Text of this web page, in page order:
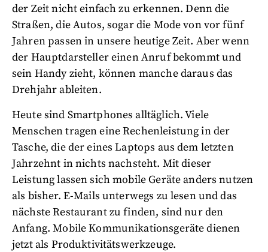
der Zeit nicht einfach zu erkennen. Denn die
Straßen, die Autos, sogar die Mode von vor fünf
Jahren passen in unsere heutige Zeit. Aber wenn
der Hauptdarsteller einen Anruf bekommt und
sein Handy zieht, können manche daraus das
Drehjahr ableiten.
Heute sind Smartphones alltäglich. Viele
Menschen tragen eine Rechenleistung in der
Tasche, die der eines Laptops aus dem letzten
Jahrzehnt in nichts nachsteht. Mit dieser
Leistung lassen sich mobile Geräte anders nutzen
als bisher. E-Mails unterwegs zu lesen und das
nächste Restaurant zu finden, sind nur den
Anfang. Mobile Kommunikationsgeräte dienen
jetzt als Produktivitätswerkzeuge.